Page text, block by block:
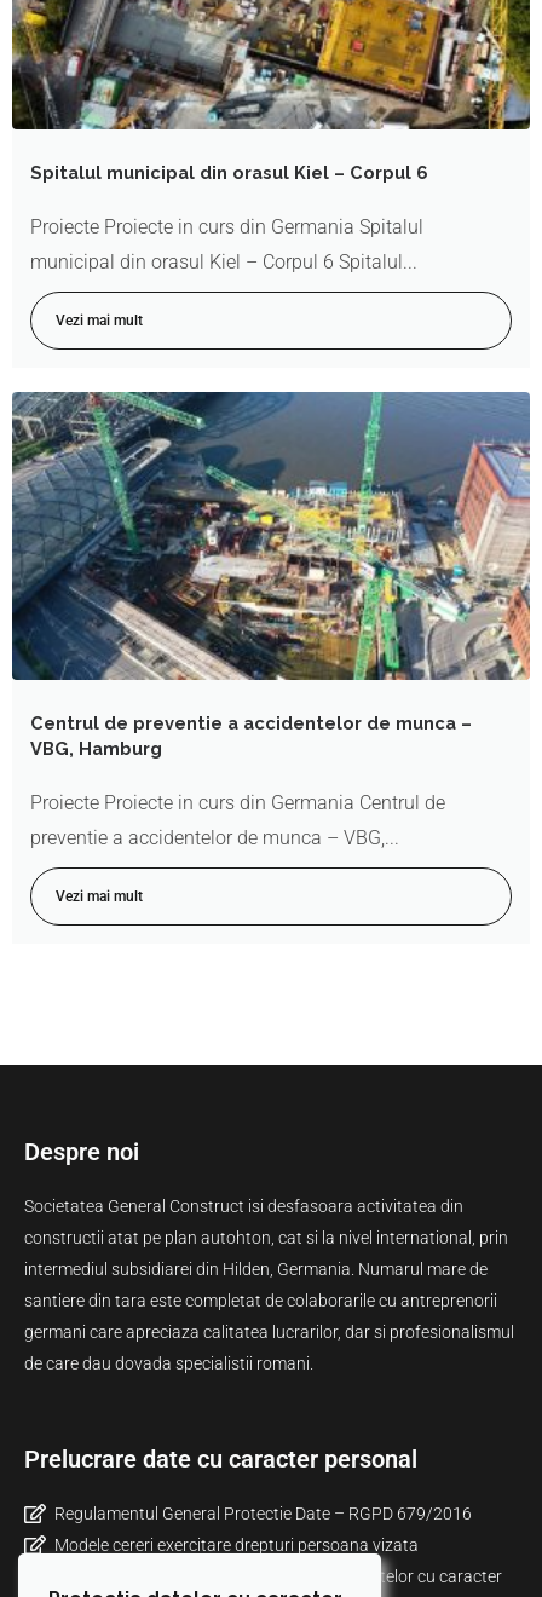
Spitalul municipal din orasul Kiel – Corpul 6
Proiecte Proiecte in curs din Germania Spitalul
municipal din orasul Kiel – Corpul 6 Spitalul...
Vezi mai mult
Centrul de preventie a accidentelor de munca –
VBG, Hamburg
Proiecte Proiecte in curs din Germania Centrul de
preventie a accidentelor de munca – VBG,...
Vezi mai mult
Despre noi
Societatea General Construct isi desfasoara activitatea din
constructii atat pe plan autohton, cat si la nivel international, prin
intermediul subsidiarei din Hilden, Germania. Numarul mare de
santiere din tara este completat de colaborarile cu antreprenorii
germani care apreciaza calitatea lucrarilor, dar si profesionalismul
de care dau dovada specialistii romani.
Prelucrare date cu caracter personal
Regulamentul General Protectie Date – RGPD 679/2016
Modele cereri exercitare drepturi persoana vizata
Informare privind politica de prelucrare a datelor cu caracter